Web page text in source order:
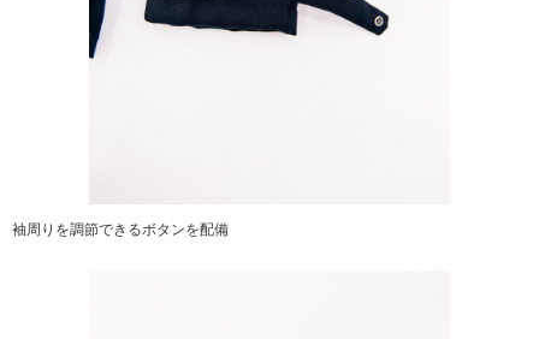
袖周りを調節できるボタンを配備